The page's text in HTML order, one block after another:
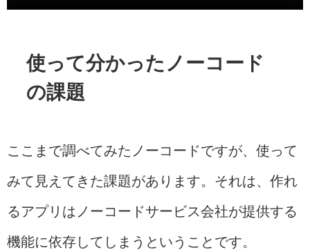
使って分かったノーコード
の課題
ここまで調べてみたノーコードですが、使って
みて見えてきた課題があります。それは、作れ
るアプリはノーコードサービス会社が提供する
機能に依存してしまうということです。